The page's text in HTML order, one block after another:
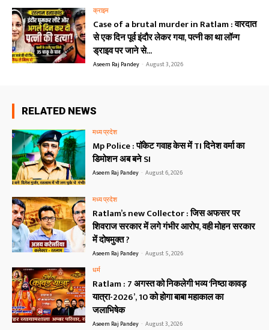
क्राइम
Case of a brutal murder in Ratlam : वारदात
से एक दिन पूर्व इंदौर लेकर गया, पत्नी का था लॉन्ग
ड्राइव पर जाने से...
Aseem Raj Pandey - August 3, 2026
RELATED NEWS
मध्य प्रदेश
Mp Police : पॉकेट गवाह केस में TI दिनेश वर्मा का
डिमोशन अब बने SI
Aseem Raj Pandey - August 6, 2026
मध्य प्रदेश
Ratlam’s new Collector : जिस अफसर पर
शिवराज सरकार में लगे गंभीर आरोप, वही मोहन सरकार
में दोषमुक्त ?
Aseem Raj Pandey - August 5, 2026
धर्म
Ratlam : 7 अगस्त को निकलेगी भव्य ‘निष्ठा कावड़
यात्रा-2026’, 10 को होगा बाबा महाकाल का
जलाभिषेक
Aseem Raj Pandey - August 3, 2026